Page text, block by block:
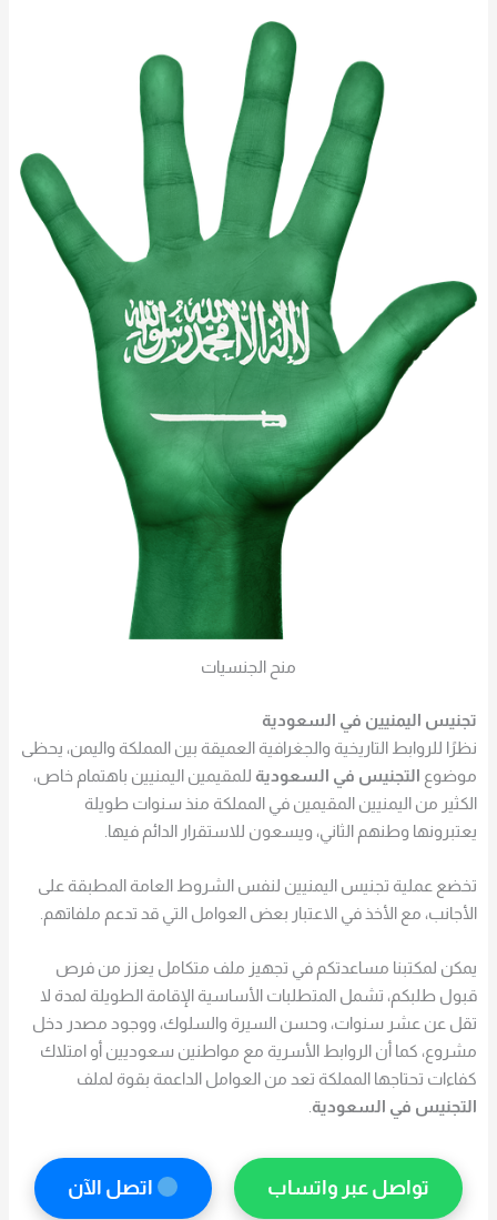
منح الجنسيات
تجنيس اليمنيين في السعودية
نظرًا للروابط التاريخية والجغرافية العميقة بين المملكة واليمن، يحظى
موضوع التجنيس في السعودية للمقيمين اليمنيين باهتمام خاص،
الكثير من اليمنيين المقيمين في المملكة منذ سنوات طويلة
يعتبرونها وطنهم الثاني، ويسعون للاستقرار الدائم فيها.
تخضع عملية تجنيس اليمنيين لنفس الشروط العامة المطبقة على
الأجانب، مع الأخذ في الاعتبار بعض العوامل التي قد تدعم ملفاتهم.
يمكن لمكتبنا مساعدتكم في تجهيز ملف متكامل يعزز من فرص
قبول طلبكم، تشمل المتطلبات الأساسية الإقامة الطويلة لمدة لا
تقل عن عشر سنوات، وحسن السيرة والسلوك، ووجود مصدر دخل
مشروع، كما أن الروابط الأسرية مع مواطنين سعوديين أو امتلاك
كفاءات تحتاجها المملكة تعد من العوامل الداعمة بقوة لملف
التجنيس في السعودية
تواصل عبر واتساب اتصل الآن